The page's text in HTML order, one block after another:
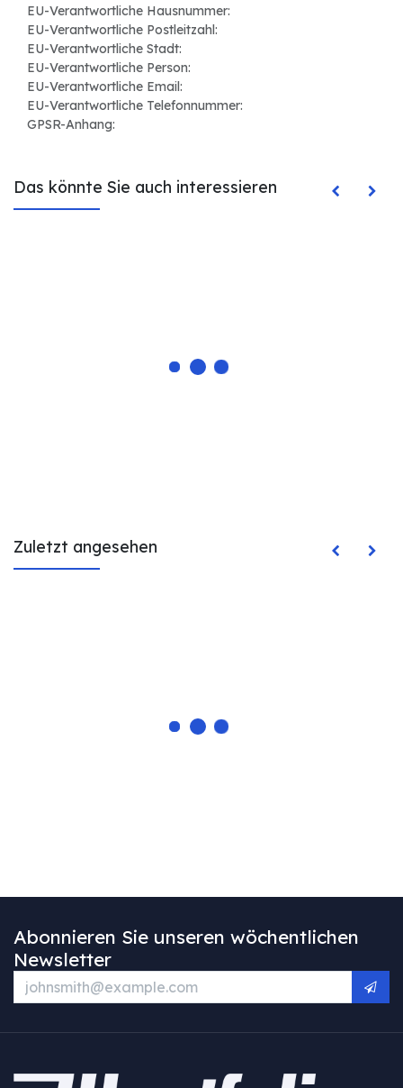
EU-Verantwortliche Hausnummer:
EU-Verantwortliche Postleitzahl:
EU-Verantwortliche Stadt:
EU-Verantwortliche Person:
EU-Verantwortliche Email:
EU-Verantwortliche Telefonnummer:
GPSR-Anhang:
Das könnte Sie auch interessieren
Zuletzt angesehen
Abonnieren Sie unseren wöchentlichen
Newsletter